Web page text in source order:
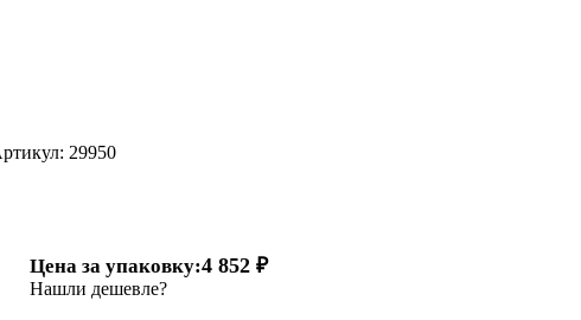
29950
Цена за упаковку:4 852 ₽
Нашли дешевле?